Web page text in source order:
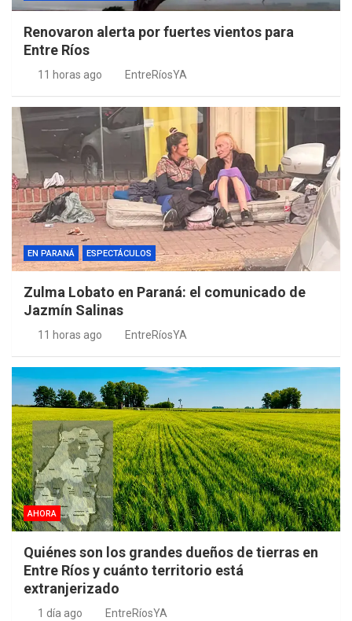
Renovaron alerta por fuertes vientos para
Entre Ríos
11 horas ago EntreRíosYA
EN PARANÁ ESPECTÁCULOS
Zulma Lobato en Paraná: el comunicado de
Jazmín Salinas
11 horas ago EntreRíosYA
AHORA
Quiénes son los grandes dueños de tierras en
Entre Ríos y cuánto territorio está
extranjerizado
1 día ago EntreRíosYA